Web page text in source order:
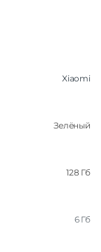
Xiaomi
Зелёный
128 Гб
6 Гб